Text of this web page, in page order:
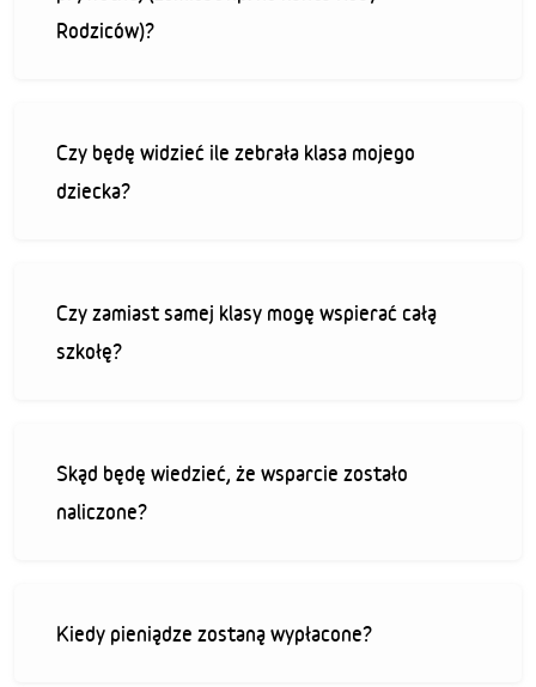
Rodziców)?
Czy będę widzieć ile zebrała klasa mojego
dziecka?
Czy zamiast samej klasy mogę wspierać całą
szkołę?
Skąd będę wiedzieć, że wsparcie zostało
naliczone?
Kiedy pieniądze zostaną wypłacone?